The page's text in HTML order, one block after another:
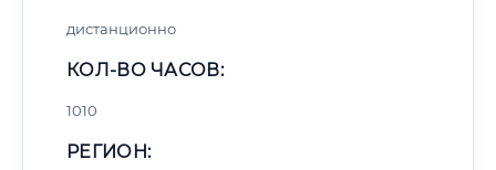
дистанционно
КОЛ-ВО ЧАСОВ:
1010
РЕГИОН: